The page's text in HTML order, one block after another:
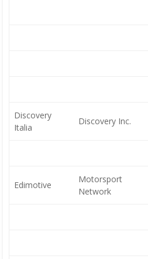
Discovery
Italia
Discovery Inc.
Edimotive
Motorsport
Network